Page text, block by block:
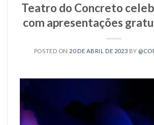
Teatro do Concreto
com apresentações
POSTED ON 20 DE ABRIL DE 2023 BY